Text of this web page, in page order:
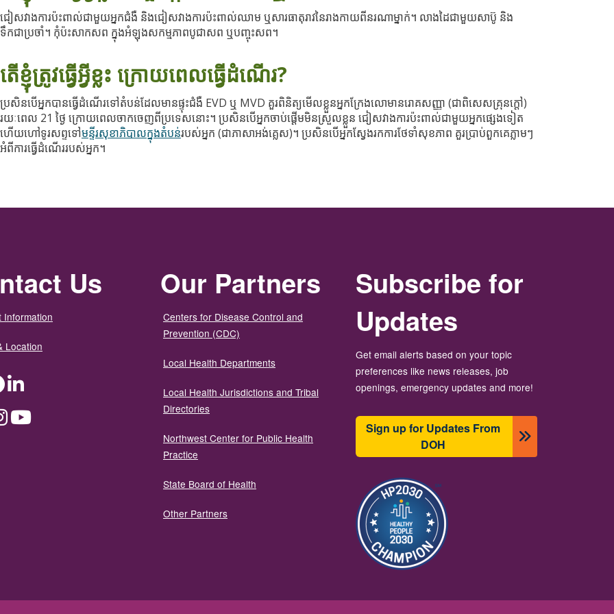
ជៀសវាងការប៉ះពាល់ជាមួយអ្នកជំងឺ និងជៀសវាងការប៉ះពាល់ឈាម ឬសារធាតុរាវនៃរាងកាយពីនរណាម្នាក់។ លាងដៃជាមួយសាប៊ូ និង
ទឹកជាប្រចាំ។ កុំប៉ះសាកសព ក្នុងអំឡុងសកម្មភាពបូជាសព ឬបញ្ចុះសព។
តើខ្ញុំត្រូវធ្វើអ្វីខ្លះ ក្រោយពេលធ្វើដំណើរ?
ប្រសិនបើអ្នកបានធ្វើដំណើរទៅតំបន់ដែលមានផ្ទុះជំងឺ EVD ឬ MVD គួរពិនិត្យមើលខ្លួនអ្នកក្រែងលោមានរោគសញ្ញា (ជាពិសេសគ្រុនក្ដៅ)
រយៈពេល 21 ថ្ងៃ ក្រោយពេលចាកចេញពីប្រទេសនោះ។ ប្រសិនបើអ្នកចាប់ផ្ដើមមិនស្រួលខ្លួន ជៀសវាងការប៉ះពាល់ជាមួយអ្នកផ្សេងទៀត
ហើយហៅទូរសព្ទទៅមន្ទីរសុខាភិបាលក្នុងតំបន់របស់អ្នក (ជាភាសាអង់គ្លេស)។ ប្រសិនបើអ្នកស្វែងរកការថែទាំសុខភាព គួរប្រាប់ពួកគេភ្លាមៗ
អំពីការធ្វើដំណើររបស់អ្នក។
Us
Information
Location
FacebookLinkedIn
InstagramYouTube
Our Partners
Centers for Disease Control and
Prevention (CDC)
Local Health Departments
Local Health Jurisdictions and Tribal
Directories
Northwest Center for Public Health
Practice
State Board of Health
Other Partners
Subscribe for
Updates
Get email alerts based on your topic
preferences like news releases, job
openings, emergency updates and more!
Sign up for Updates From
DOH
រូប​ភាព